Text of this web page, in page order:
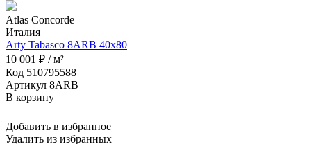
Atlas Concorde
Италия
Arty Tabasco 8ARB 40x80
10 001 ₽ / м²
Код 510795588
Артикул 8ARB
В корзину
Добавить в избранное
Удалить из избранных